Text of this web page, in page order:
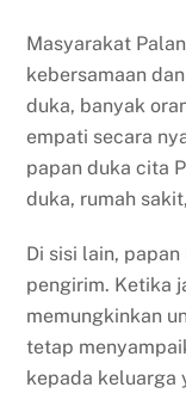
Masyarakat
kebersamaan
duka, banyak
empati secara
papan duka cita
duka, rumah
Di sisi lain,
pengirim. Ketika
memungkinkan
tetap
kepada keluarga